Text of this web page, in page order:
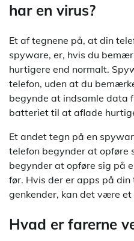
har en virus?
Et af tegnene på, at din
spyware, er, hvis du
hurtigere end normalt.
telefon, uden at du
begynde at indsamle data
batteriet til at aflade
Et andet tegn på en
telefon begynder at opføre
begynder at opføre sig på
før. Hvis der er apps på din
genkender, kan det være et
Hvad er farerne